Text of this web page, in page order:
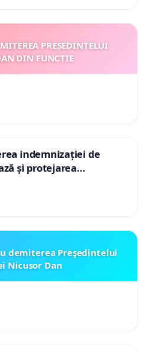
PREȘEDINTELUI
DIN FUNCȚIE
indemnizației de
și protejarea
pentru asistenții
demiterea Preşedintelui
Nicusor Dan